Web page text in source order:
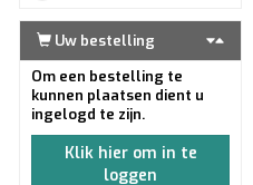
Uw bestelling
Om een bestelling te
kunnen plaatsen dient u
ingelogd te zijn.
Klik hier om in te
loggen